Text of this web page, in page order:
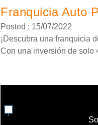
Franquicia Auto
Posted : 15/07/2022
¡Descubra una franquicia
Con una inversión de solo